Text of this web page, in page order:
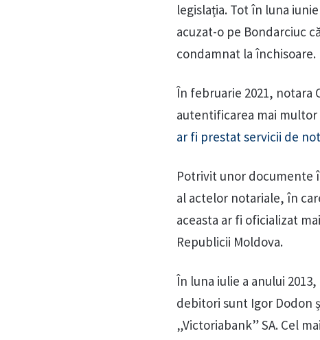
legislația. Tot în luna
acuzat-o pe Bondarciuc
condamnat la închisoare.
În februarie 2021, notara
autentificarea mai
ar fi prestat servicii de
Potrivit unor documente
al actelor notariale, în
aceasta ar fi oficializat
Republicii Moldova.
În luna iulie a anului
debitori sunt Igor Dodon
„Victoriabank” SA. Cel